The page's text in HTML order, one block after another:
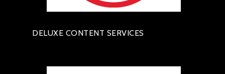
DELUXE CONTENT SERVICES